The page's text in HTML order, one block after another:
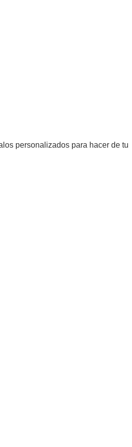
personalizados para hacer de tu